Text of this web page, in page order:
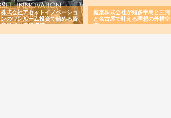
株式会社アセットイノベーショ
ンのワンルーム投資で始める資
産形成と老後準備
庭楽株式会社が知多半島と三河
と名古屋で叶える理想の外構空
間